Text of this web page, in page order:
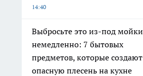
14:40
Выбросьте это из-под мойки
немедленно: 7 бытовых
предметов, которые создают
опасную плесень на кухне